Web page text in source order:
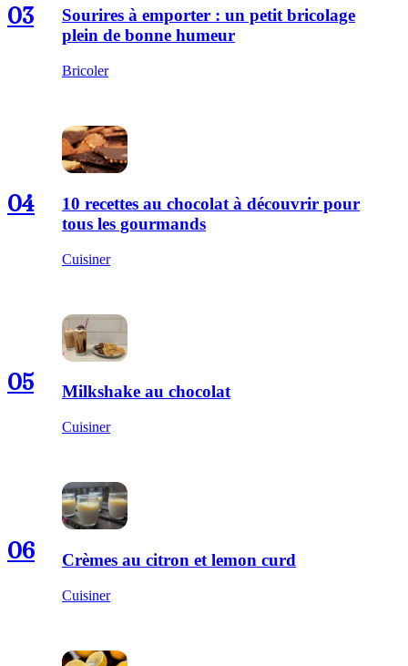
03
Sourires à emporter : un petit bricolage
plein de bonne humeur
Bricoler
04
10 recettes au chocolat à découvrir pour
tous les gourmands
Cuisiner
05 Milkshake au chocolat
Cuisiner
06 Crèmes au citron et lemon curd
Cuisiner